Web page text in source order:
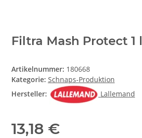
Filtra Mash Protect 1 l
Artikelnummer: 180668
Kategorie: Schnaps-Produktion
Hersteller:
Lallemand
13,18 €